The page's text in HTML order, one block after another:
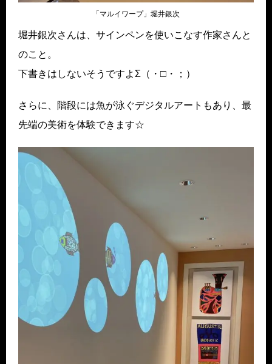
「マルイワープ」堀井銀次
堀井銀次さんは、サインペンを使いこなす作家さんと
のこと。
下書きはしないそうですよΣ（・□・；）
さらに、階段には魚が泳ぐデジタルアートもあり、最
先端の美術を体験できます☆